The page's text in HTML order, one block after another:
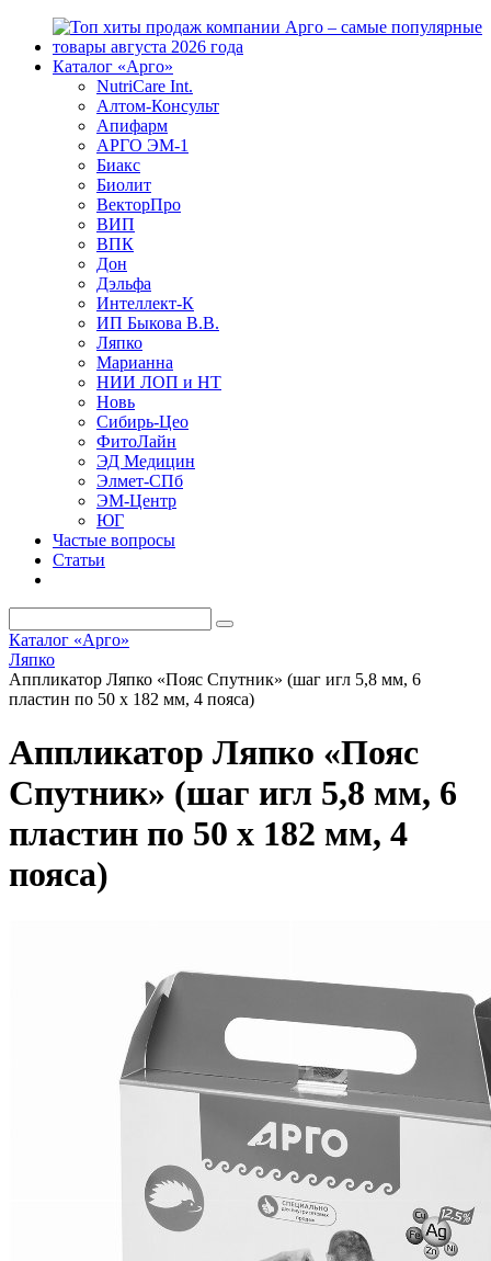
Каталог «Арго»
NutriCare Int.
Алтом-Консульт
Апифарм
АРГО ЭМ-1
Биакс
Биолит
ВекторПро
ВИП
ВПК
Дон
Дэльфа
Интеллект-К
ИП Быкова В.В.
Ляпко
Марианна
НИИ ЛОП и НТ
Новь
Сибирь-Цео
ФитоЛайн
ЭД Медицин
Элмет-СПб
ЭМ-Центр
ЮГ
Частые вопросы
Статьи
Каталог «Арго»
Ляпко
Аппликатор Ляпко «Пояс Спутник» (шаг игл 5,8 мм, 6
пластин по 50 х 182 мм, 4 пояса)
Аппликатор Ляпко «Пояс
Спутник» (шаг игл 5,8 мм, 6
пластин по 50 х 182 мм, 4
пояса)